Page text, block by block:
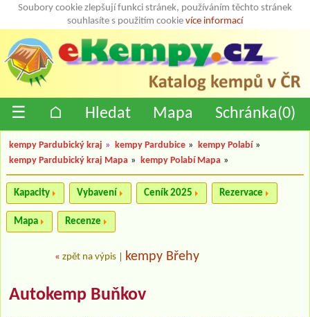
Soubory cookie zlepšují funkci stránek, používáním těchto stránek
souhlasíte s použitím cookie více informací
☰ ⌂ Hledat Mapa Schránka(0)
kempy Pardubický kraj » kempy Pardubice » kempy Polabí »
kempy Pardubický kraj Mapa » kempy Polabí Mapa »
Kapacity Vybavení Ceník 2025 Rezervace
Mapa Recenze
« zpět na výpis kempy Břehy
Autokemp Buňkov